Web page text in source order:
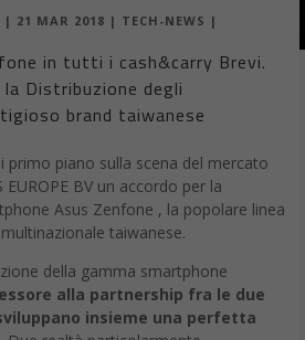
| 21 MAR 2018 | TECH-NEWS |
in tutti i cash&carry Brevi.
la Distribuzione degli
brand taiwanese
primo piano sulla scena del mercato
EUROPE BV un accordo per la
Asus Zenfone , la popolare linea
taiwanese.
della gamma smartphone
alla partnership fra le due
insieme una perfetta